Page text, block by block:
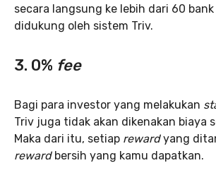
secara langsung ke lebih dari 60
didukung oleh sistem Triv.
3. 0% fee
Bagi para investor yang melakukan
Triv juga tidak akan dikenakan biaya
Maka dari itu, setiap rewardyang
rewardbersih yang kamu dapatkan.